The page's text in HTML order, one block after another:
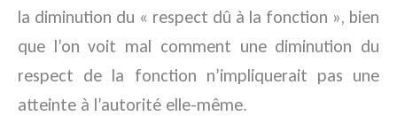
la diminution du « respect dû à la fonction », bien
que l’on voit mal comment une diminution du
respect de la fonction n’impliquerait pas une
atteinte à l’autorité elle-même.